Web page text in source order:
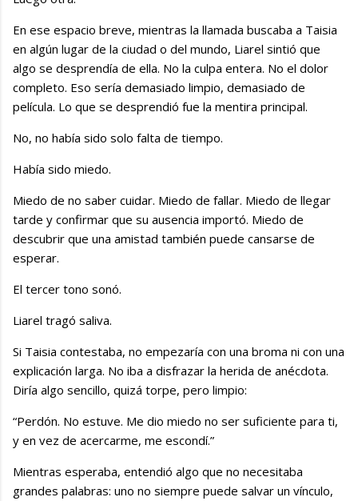
En ese espacio breve, mientras la llamada buscaba a Taisia
en algún lugar de la ciudad o del mundo, Liarel sintió que
algo se desprendía de ella. No la culpa entera. No el dolor
completo. Eso sería demasiado limpio, demasiado de
película. Lo que se desprendió fue la mentira principal.
No, no había sido solo falta de tiempo.
Había sido miedo.
Miedo de no saber cuidar. Miedo de fallar. Miedo de llegar
tarde y confirmar que su ausencia importó. Miedo de
descubrir que una amistad también puede cansarse de
esperar.
El tercer tono sonó.
Liarel tragó saliva.
Si Taisia contestaba, no empezaría con una broma ni con una
explicación larga. No iba a disfrazar la herida de anécdota.
Diría algo sencillo, quizá torpe, pero limpio:
“Perdón. No estuve. Me dio miedo no ser suficiente para ti,
y en vez de acercarme, me escondí.”
Mientras esperaba, entendió algo que no necesitaba
grandes palabras: uno no siempre puede salvar un vínculo,